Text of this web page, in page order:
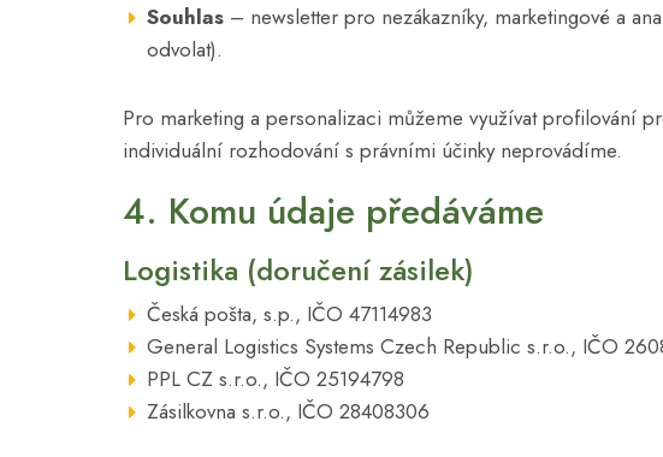
Souhlas – newsletter pro nezákazníky, marketingové a
odvolat).
Pro marketing a personalizaci můžeme využívat profilování
individuální rozhodování s právními účinky neprovádíme.
4. Komu údaje předáváme
Logistika (doručení zásilek)
Česká pošta, s.p., IČO 47114983
General Logistics Systems Czech Republic s.r.o., IČO
PPL CZ s.r.o., IČO 25194798
Zásilkovna s.r.o., IČO 28408306